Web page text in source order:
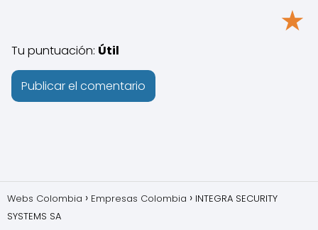
★
Tu puntuación: Útil
Webs Colombia Empresas Colombia
INTEGRA SECURITY
SYSTEMS SA